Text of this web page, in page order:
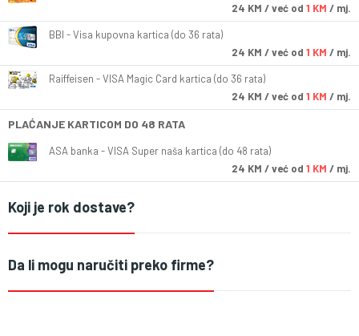
24 KM / već od 1 KM / mj.
BBI - Visa kupovna kartica (do 36 rata)
24 KM / već od 1 KM / mj.
Raiffeisen - VISA Magic Card kartica (do 36 rata)
24 KM / već od 1 KM / mj.
PLAĆANJE KARTICOM DO 48 RATA
ASA banka - VISA Super naša kartica (do 48 rata)
24 KM / već od 1 KM / mj.
Koji je rok dostave?
Da li mogu naručiti preko firme?